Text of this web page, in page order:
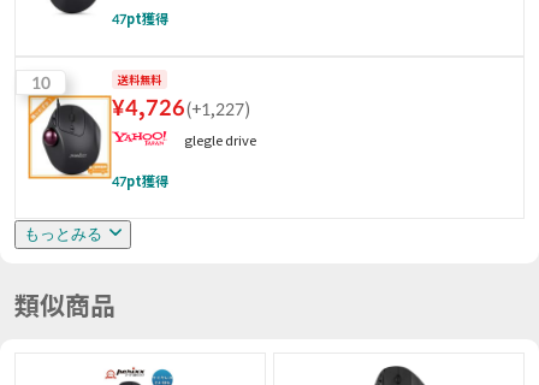
47pt獲得
10 送料無料
¥4,726(+1,227)
glegle drive
47pt獲得
もっとみる
類似商品